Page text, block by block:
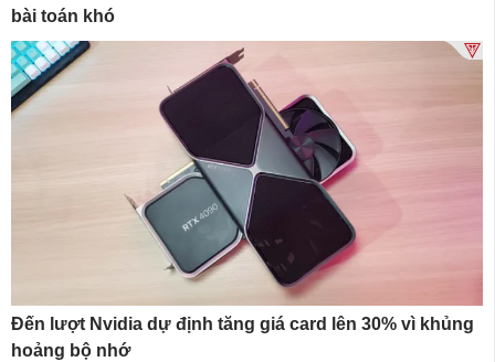
bài toán khó
Đến lượt Nvidia dự định tăng giá card lên 30% vì khủng
hoảng bộ nhớ